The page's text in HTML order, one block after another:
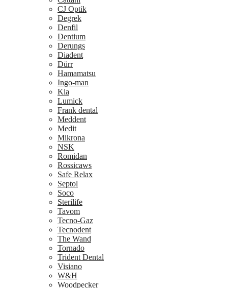
CJ Optik
Degrek
Denfil
Dentium
Derungs
Diadent
Dürr
Hamamatsu
Ingo-man
Kia
Lumick
Frank dental
Meddent
Medit
Mikrona
NSK
Romidan
Rossicaws
Safe Relax
Septol
Soco
Sterilife
Tavom
Tecno-Gaz
Tecnodent
The Wand
Tornado
Trident Dental
Visiano
W&H
Woodpecker